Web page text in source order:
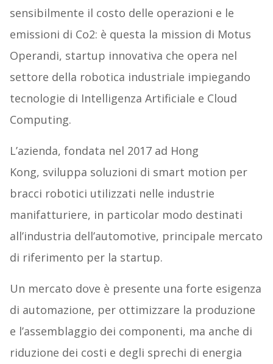
sensibilmente il costo delle operazioni e le
emissioni di Co2: è questa la mission di Motus
Operandi, startup innovativa che opera nel
settore della robotica industriale impiegando
tecnologie di Intelligenza Artificiale e Cloud
Computing.
L’azienda, fondata nel 2017 ad Hong
Kong, sviluppa soluzioni di smart motion per
bracci robotici utilizzati nelle industrie
manifatturiere, in particolar modo destinati
all’industria dell’automotive, principale mercato
di riferimento per la startup.
Un mercato dove è presente una forte esigenza
di automazione, per ottimizzare la produzione
e l’assemblaggio dei componenti, ma anche di
riduzione dei costi e degli sprechi di energia